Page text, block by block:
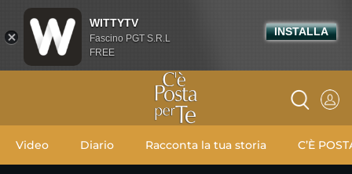
Video Diario Racconta la tua storia C’È
WITTYTV
Fascino PGT S.R.L
FREE
INSTALLA